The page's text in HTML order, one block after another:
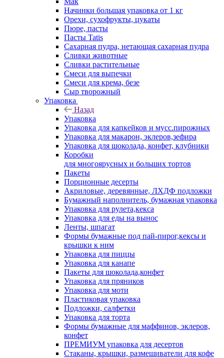
Начинки большая упаковка от 1 кг
Орехи, сухофрукты, цукаты
Пюре, пасты
Пасты Tatis
Сахарная пудра, нетающая сахарная пудра
Сливки животные
Сливки растительные
Смеси для выпечки
Смеси для крема, безе
Сыр творожный
Упаковка
Назад
Упаковка
Упаковка для капкейков и мусс.пирожных
Упаковка для макарон, эклеров,зефира
Упаковка для шоколада, конфет, клубники
Коробки
для многоярусных и больших тортов
Пакеты
Порционные десерты
Акриловые, деревянные, ЛХДФ подложки
Бумажный наполнитель, бумажная упаковка
Упаковка для рулета,кекса
Упаковка для еды на вынос
Ленты, шпагат
Формы бумажные под пай-пирог,кексы и
крышки к ним
Упаковка для пиццы
Упаковка для канапе
Пакеты для шоколада,конфет
Упаковка для пряников
Упаковка для моти
Пластиковая упаковка
Подложки, салфетки
Упаковка для торта
Формы бумажные для маффинов, эклеров,
конфет
ПРЕМИУМ упаковка для десертов
Стаканы, крышки, размешиватели для кофе